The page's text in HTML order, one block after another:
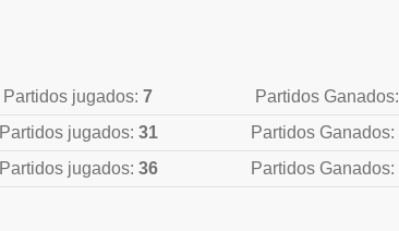
Partidos jugados: 7 Partidos Ganados:
Partidos jugados: 31 Partidos Ganados:
Partidos jugados: 36 Partidos Ganados: